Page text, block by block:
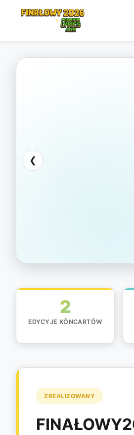
❮
2
EDYCYJE KŌNCARTŌW
ZREALIZOWANY